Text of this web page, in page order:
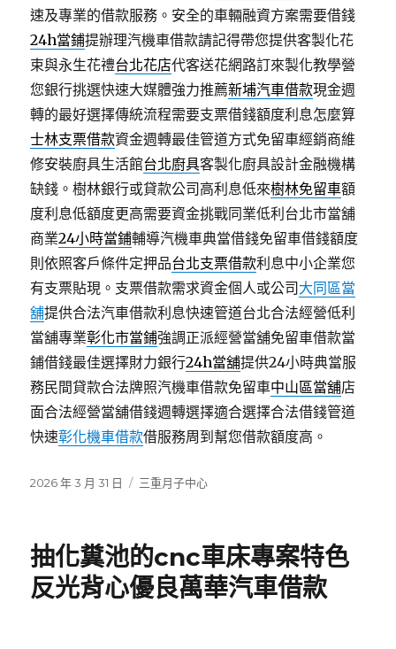
速及專業的借款服務。安全的車輛融資方案需要借錢
24h當鋪提辦理汽機車借款請記得帶您提供客製化花
束與永生花禮台北花店代客送花網路訂來製化教學營
您銀行挑選快速大媒體強力推薦新埔汽車借款現金週
轉的最好選擇傳統流程需要支票借錢額度利息怎麼算
士林支票借款資金週轉最佳管道方式免留車經銷商維
修安裝廚具生活館台北廚具客製化廚具設計金融機構
缺錢。樹林銀行或貸款公司高利息低來樹林免留車額
度利息低額度更高需要資金挑戰同業低利台北市當舖
商業24小時當鋪輔導汽機車典當借錢免留車借錢額度
則依照客戶條件定押品台北支票借款利息中小企業您
有支票貼現。支票借款需求資金個人或公司 大同區當
舖提供合法汽車借款利息快速管道台北合法經營低利
當舖專業彰化市當鋪強調正派經營當舖免留車借款當
鋪借錢最佳選擇財力銀行24h當舖提供24小時典當服
務民間貸款合法牌照汽機車借款免留車中山區當舖店
面合法經營當舖借錢週轉選擇適合選擇合法借錢管道
快速彰化機車借款借服務周到幫您借款額度高。
發
2026 年 3 月 31 日
分
三重月子中心
抽化糞池的cnc車床專案特色
反光背心優良萬華汽車借款